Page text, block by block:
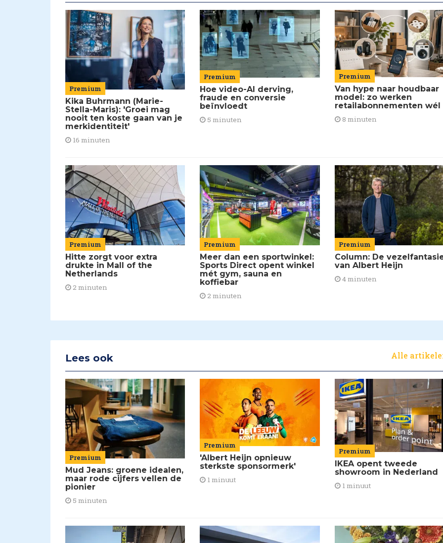
Premium
Kika Buhrmann (Marie-
Stella-Maris): 'Groei mag
nooit ten koste gaan van je
merkidentiteit'
16 minuten
Premium
Hoe video-AI derving,
fraude en conversie
beïnvloedt
5 minuten
Premium
Van hype naar houdbaar
model: zo werken
retailabonnementen wél
8 minuten
Premium
Hitte zorgt voor extra
drukte in Mall of the
Netherlands
2 minuten
Premium
Meer dan een sportwinkel:
Sports Direct opent winkel
mét gym, sauna en
koffiebar
2 minuten
Premium
Column: De
van Albert Heijn
4 minuten
Lees ook Alle
Premium
Mud Jeans: groene idealen,
maar rode cijfers vellen de
pionier
5 minuten
Premium
'Albert Heijn opnieuw
sterkste sponsormerk'
1 minuut
Premium
IKEA opent tweede
showroom in Nederland
1 minuut